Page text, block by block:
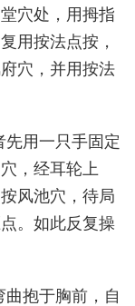
穴处，用拇指
用按法点按，
穴，并用按法
用一只手固定
，经耳轮上
风池穴，待局
。如此反复操
抱于胸前，自